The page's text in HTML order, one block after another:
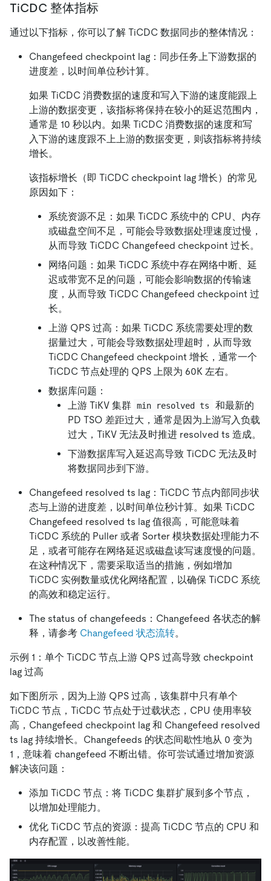
TiCDC 整体指标
通过以下指标，你可以了解 TiCDC 数据同步的整体情况：
Changefeed checkpoint lag：同步任务上下游数据的
进度差，以时间单位秒计算。
如果 TiCDC 消费数据的速度和写入下游的速度能跟上
上游的数据变更，该指标将保持在较小的延迟范围内，
通常是 10 秒以内。如果 TiCDC 消费数据的速度和写
入下游的速度跟不上上游的数据变更，则该指标将持续
增长。
该指标增长（即 TiCDC checkpoint lag 增长）的常见
原因如下：
系统资源不足：如果 TiCDC 系统中的 CPU、内存
或磁盘空间不足，可能会导致数据处理速度过慢，
从而导致 TiCDC Changefeed checkpoint 过长。
网络问题：如果 TiCDC 系统中存在网络中断、延
迟或带宽不足的问题，可能会影响数据的传输速
度，从而导致 TiCDC Changefeed checkpoint 过
长。
上游 QPS 过高：如果 TiCDC 系统需要处理的数
据量过大，可能会导致数据处理超时，从而导致
TiCDC Changefeed checkpoint 增长，通常一个
TiCDC 节点处理的 QPS 上限为 60K 左右。
数据库问题：
上游 TiKV 集群 min resolved ts
和最新的
PD TSO 差距过大，通常是因为上游写入负载
过大，TiKV 无法及时推进 resolved ts 造成。
下游数据库写入延迟高导致 TiCDC 无法及时
将数据同步到下游。
Changefeed resolved ts lag：TiCDC 节点内部同步状
态与上游的进度差，以时间单位秒计算。如果 TiCDC
Changefeed resolved ts lag 值很高，可能意味着
TiCDC 系统的 Puller 或者 Sorter 模块数据处理能力不
足，或者可能存在网络延迟或磁盘读写速度慢的问题。
在这种情况下，需要采取适当的措施，例如增加
TiCDC 实例数量或优化网络配置，以确保 TiCDC 系统
的高效和稳定运行。
The status of changefeeds：Changefeed 各状态的解
释，请参考 Changefeed 状态流转。
示例 1：单个 TiCDC 节点上游 QPS 过高导致 checkpoint
lag 过高
如下图所示，因为上游 QPS 过高，该集群中只有单个
TiCDC 节点，TiCDC 节点处于过载状态，CPU 使用率较
高，Changefeed checkpoint lag 和 Changefeed resolved
ts lag 持续增长。Changefeeds 的状态间歇性地从 0 变为
1，意味着 changefeed 不断出错。你可尝试通过增加资源
解决该问题：
添加 TiCDC 节点：将 TiCDC 集群扩展到多个节点，
以增加处理能力。
优化 TiCDC 节点的资源：提高 TiCDC 节点的 CPU 和
内存配置，以改善性能。